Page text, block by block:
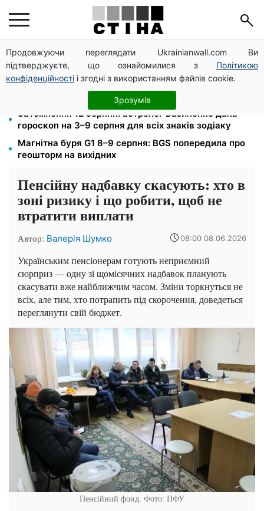
Продовжуючи переглядати Ukrainianwall.com Ви
підтверджуєте, що ознайомилися з Політикою
конфіденційності і згодні з використанням файлів cookie.
Зрозумів
До +37°C на півдні та грози з градом у 9 областях:
прогноз погоди на вихідні від Птухи
Пенсія по інвалідності III групи з вересня: від 2595
до 10 625 грн — хто скільки отримає
Затемнення 12 серпня: астролог Базиленко дала
гороскоп на 3–9 серпня для всіх знаків зодіаку
Магнітна буря G1 8–9 серпня: BGS попередила про
геошторм на вихідних
Пенсійну надбавку скасують: хто в
зоні ризику і що робити, щоб не
втратити виплати
Автор: Валерія Шумко 08:00 08.06.2026
Українським пенсіонерам готують неприємний
сюрприз — одну зі щомісячних надбавок планують
скасувати вже найближчим часом. Зміни торкнуться не
всіх, але тим, хто потрапить під скорочення, доведеться
переглянути свій бюджет.
Пенсійний фонд. Фото: ПФУ